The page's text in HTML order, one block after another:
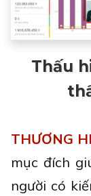
Thấu
THƯƠNG
mục đích
người có